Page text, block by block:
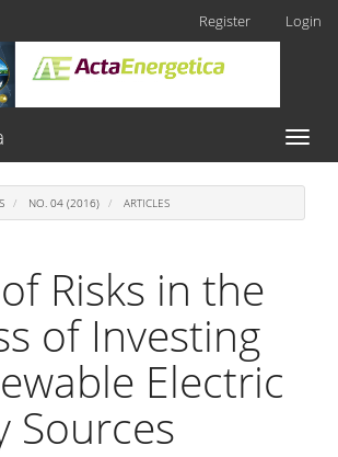
Register Login
Toggle
NO. 04 (2016) ARTICLES
Risks in the
of Investing
Electric
Sources